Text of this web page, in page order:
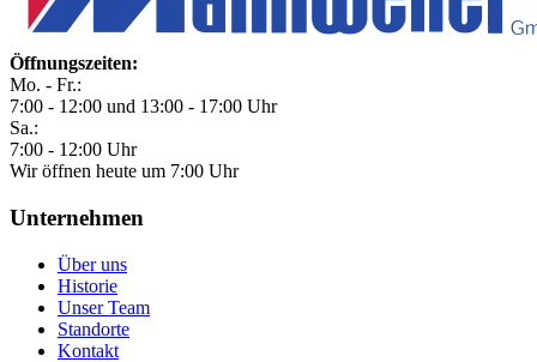
Öffnungszeiten:
Mo. - Fr.:
7:00 - 12:00 und 13:00 - 17:00 Uhr
Sa.:
7:00 - 12:00 Uhr
Wir öffnen heute um 7:00 Uhr
Unternehmen
Über uns
Historie
Unser Team
Standorte
Kontakt